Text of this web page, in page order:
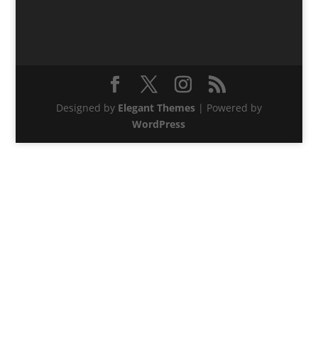
Designed by Elegant Themes| Powered by
WordPress